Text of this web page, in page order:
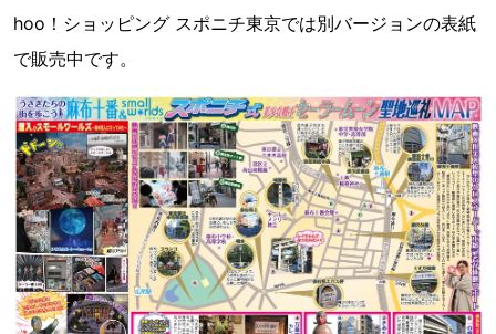
hoo！ショッピング スポニチ東京では別バージョンの表紙
で販売中です。